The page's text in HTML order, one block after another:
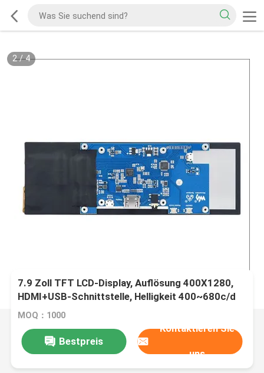
2/4
7.9 Zoll TFT LCD-Display, Auflösung 400X1280,
HDMI+USB-Schnittstelle, Helligkeit 400~680c/d
MOQ：1000
Bestpreis
Kontaktieren Sie
uns